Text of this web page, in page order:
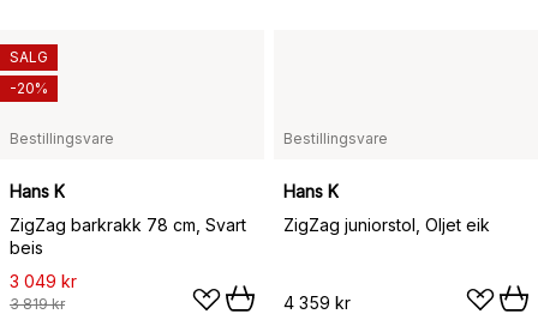
Bestillingsvare
Hans K
ZigZag barkrakk 78 cm, Svart
beis
3 049 kr
3 819 kr
SALG
-20%
Bestillingsvare
Hans K
ZigZag juniorstol, Oljet eik
4 359 kr